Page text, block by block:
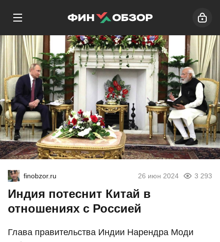
finobzor.ru 26 июн 2024 3 293
Индия потеснит Китай в
отношениях с Россией
Глава правительства Индии Нарендра Моди